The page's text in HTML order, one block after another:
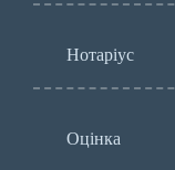
Нотаріус
Оцінка